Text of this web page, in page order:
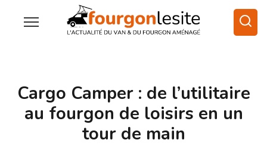
Cargo Camper : de l’utilitaire
au fourgon de loisirs en un
tour de main